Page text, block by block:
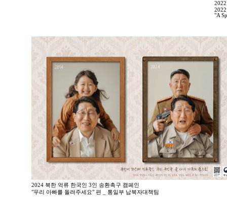
"A
2024 북한 억류 한국인 3인 송환촉구 캠페인
"우리 아빠를 돌려주세요" 편 _ 통일부 납북자대책팀